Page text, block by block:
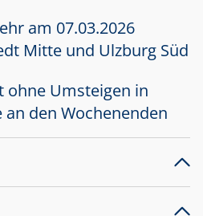
am 07.03.2026
Mitte und Ulzburg Süd
ohne Umsteigen in
den Wochenenden
am